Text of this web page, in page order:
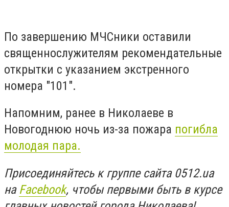
По завершению МЧСники оставили
священнослужителям рекомендательные
открытки с указанием экстренного
номера "101".
Напомним, ранее в Николаеве в
Новогоднюю ночь из-за пожара погибла
молодая пара.
Присоединяйтесь к группе сайта 0512.ua
на Facebook, чтобы первыми быть в курсе